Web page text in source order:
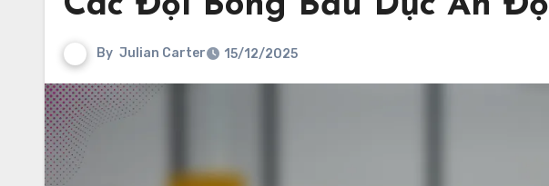
By Julian Carter 15/12/2025